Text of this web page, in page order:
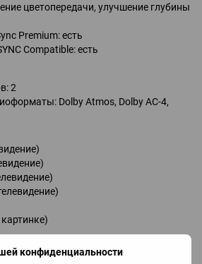
конфиденциальности
цветопередачи, улучшение глубины
Premium: есть
Compatible: есть
2
Dolby Atmos, Dolby AC-4,